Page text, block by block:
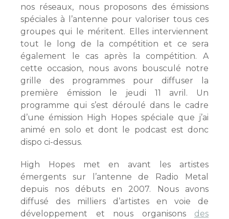
nos réseaux, nous proposons des émissions
spéciales à l’antenne pour valoriser tous ces
groupes qui le méritent. Elles interviennent
tout le long de la compétition et ce sera
également le cas après la compétition. A
cette occasion, nous avons bousculé notre
grille des programmes pour diffuser la
première émission le jeudi 11 avril. Un
programme qui s’est déroulé dans le cadre
d’une émission High Hopes spéciale que j’ai
animé en solo et dont le podcast est donc
dispo ci-dessus.
High Hopes met en avant les artistes
émergents sur l’antenne de Radio Metal
depuis nos débuts en 2007. Nous avons
diffusé des milliers d’artistes en voie de
développement et nous organisons des